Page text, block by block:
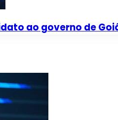
ao governo de